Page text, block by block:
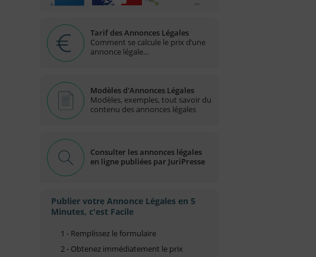
Tarif des Annonces Légales
Comment se calcule le prix d’une
annonce légale...
Modèles d'Annonces Légales
Modèles, exemples, tout savoir du
contenu des annonces légales
Consulter les annonces légales
en ligne publiées par JuriPresse
Publier votre Annonce Légales en 5
Minutes, c'est Facile
1 - Remplissez le formulaire
2 - Obtenez immédiatement le prix